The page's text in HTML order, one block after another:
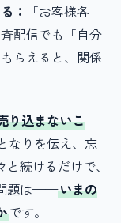
：
「お客様各
配信でも「自分
らえると、関係
り込まないこ
なりを伝え、忘
続けるだけで、
題は——いまの
です。